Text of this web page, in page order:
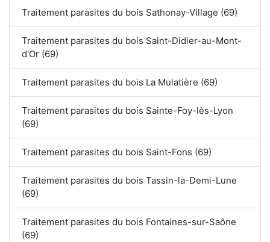
Traitement parasites du bois Sathonay-Village (69)
Traitement parasites du bois Saint-Didier-au-Mont-
d'Or (69)
Traitement parasites du bois La Mulatière (69)
Traitement parasites du bois Sainte-Foy-lès-Lyon
(69)
Traitement parasites du bois Saint-Fons (69)
Traitement parasites du bois Tassin-la-Demi-Lune
(69)
Traitement parasites du bois Fontaines-sur-Saône
(69)